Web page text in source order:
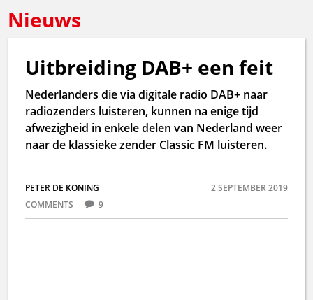
Nieuws
Uitbreiding DAB+ een feit
Nederlanders die via digitale radio DAB+ naar
radiozenders luisteren, kunnen na enige tijd
afwezigheid in enkele delen van Nederland weer
naar de klassieke zender Classic FM luisteren.
PETER DE KONING
2 SEPTEMBER 2019
COMMENTS
9